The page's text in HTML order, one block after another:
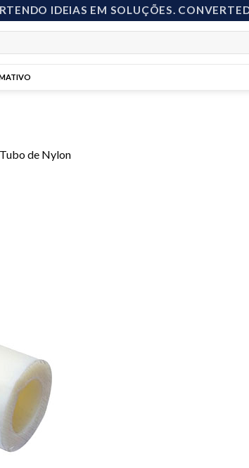
IDEIAS EM SOLUÇÕES.
Tubo de Nylon